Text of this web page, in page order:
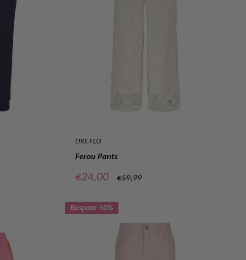
LIKE FLO
Ferou Pants
Verkoopprijs
€24,00
Normale
€59,99
Bespaar 50%